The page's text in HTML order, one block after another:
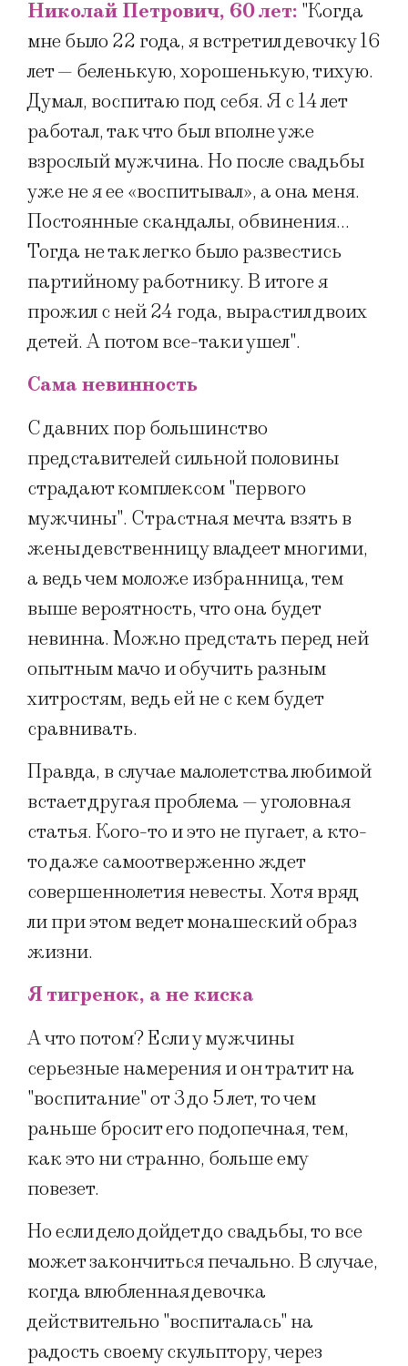
Николай Петрович, 60 лет: "Когда
мне было 22 года, я встретил девочку 16
лет — беленькую, хорошенькую, тихую.
Думал, воспитаю под себя. Я с 14 лет
работал, так что был вполне уже
взрослый мужчина. Но после свадьбы
уже не я ее «воспитывал», а она меня.
Постоянные скандалы, обвинения…
Тогда не так легко было развестись
партийному работнику. В итоге я
прожил с ней 24 года, вырастил двоих
детей. А потом все-таки ушел".
Сама невинность
С давних пор большинство
представителей сильной половины
страдают комплексом "первого
мужчины". Страстная мечта взять в
жены девственницу владеет многими,
а ведь чем моложе избранница, тем
выше вероятность, что она будет
невинна. Можно предстать перед ней
опытным мачо и обучить разным
хитростям, ведь ей не с кем будет
сравнивать.
Правда, в случае малолетства любимой
встает другая проблема — уголовная
статья. Кого-то и это не пугает, а кто-
то даже самоотверженно ждет
совершеннолетия невесты. Хотя вряд
ли при этом ведет монашеский образ
жизни.
Я тигренок, а не киска
А что потом? Если у мужчины
серьезные намерения и он тратит на
"воспитание" от 3 до 5 лет, то чем
раньше бросит его подопечная, тем,
как это ни странно, больше ему
повезет.
Но если дело дойдет до свадьбы, то все
может закончиться печально. В случае,
когда влюбленная девочка
действительно "воспиталась" на
радость своему скульптору, через